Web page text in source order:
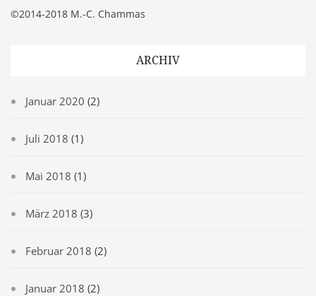
©2014-2018 M.-C. Chammas
ARCHIV
Januar 2020 (2)
Juli 2018 (1)
Mai 2018 (1)
März 2018 (3)
Februar 2018 (2)
Januar 2018 (2)